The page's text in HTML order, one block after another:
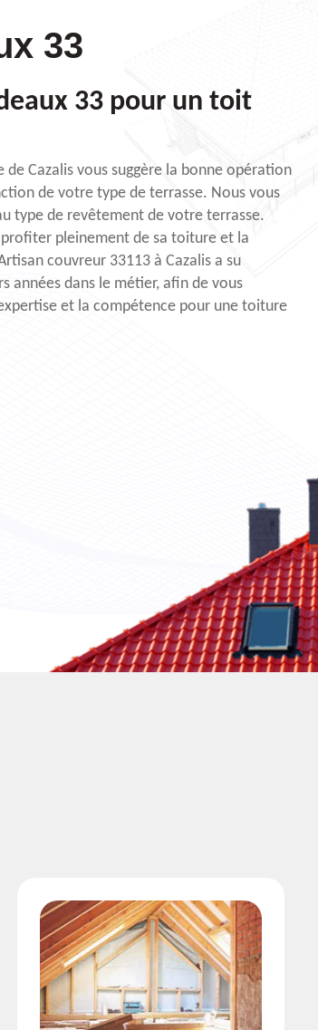
33
33 pour un toit
de Cazalis vous suggère la bonne opération
de votre type de terrasse. Nous vous
type de revêtement de votre terrasse.
profiter pleinement de sa toiture et la
couvreur 33113 à Cazalis a su
années dans le métier, afin de vous
et la compétence pour une toiture